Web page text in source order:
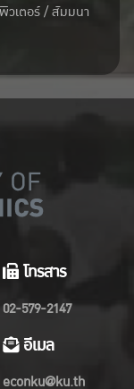
วเตอร์ / สัมมนา
โทรสาร
02-579-2147
อีเมล
econku@ku.th